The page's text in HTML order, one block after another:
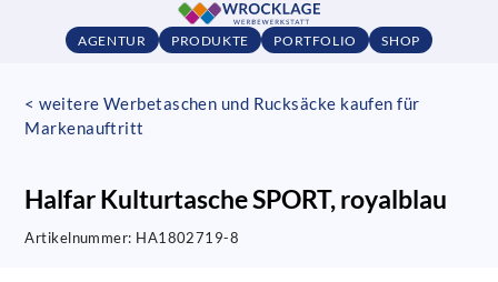
AGENTUR PRODUKTE PORTFOLIO SHOP
< weitere Werbetaschen und Rucksäcke kaufen für
Markenauftritt
Halfar Kulturtasche SPORT, royalblau
Artikelnummer: HA1802719-8